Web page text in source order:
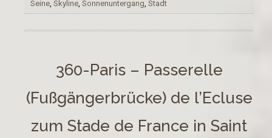
Seine Skyline Sonnenuntergang Stadt
360-Paris – Passerelle
(Fußgängerbrücke) de l’Ecluse
zum Stade de France in Saint